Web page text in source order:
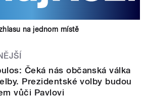
na jednom místě
Čeká nás občanská válka
Prezidentské volby budou
vůči Pavlovi